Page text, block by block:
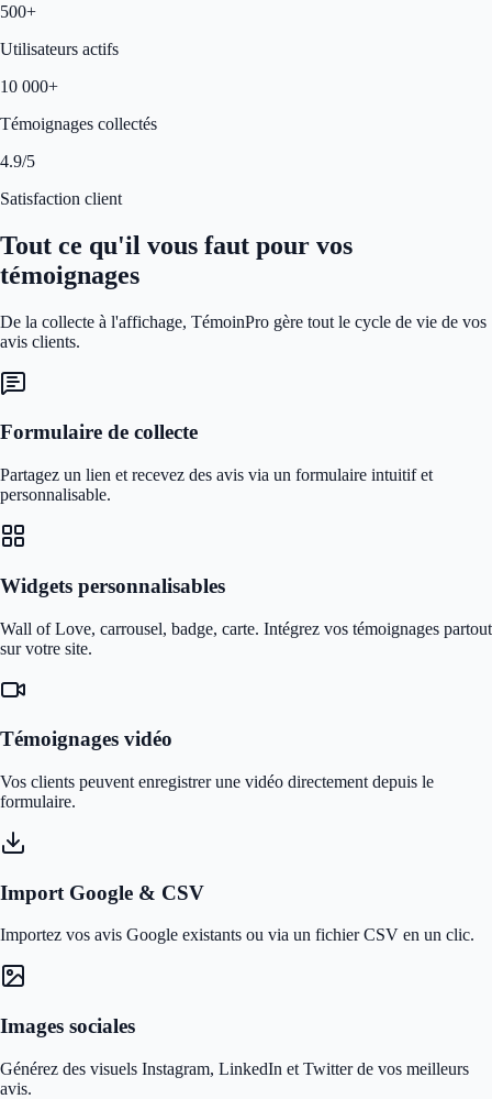
500+
Utilisateurs actifs
10 000+
Témoignages collectés
4.9/5
Satisfaction client
Tout ce qu'il vous faut pour vos
témoignages
De la collecte à l'affichage, TémoinPro gère tout le cycle de vie de vos
avis clients.
Formulaire de collecte
Partagez un lien et recevez des avis via un formulaire intuitif et
personnalisable.
Widgets personnalisables
Wall of Love, carrousel, badge, carte. Intégrez vos témoignages partout
sur votre site.
Témoignages vidéo
Vos clients peuvent enregistrer une vidéo directement depuis le
formulaire.
Import Google & CSV
Importez vos avis Google existants ou via un fichier CSV en un clic.
Images sociales
Générez des visuels Instagram, LinkedIn et Twitter de vos meilleurs
avis.